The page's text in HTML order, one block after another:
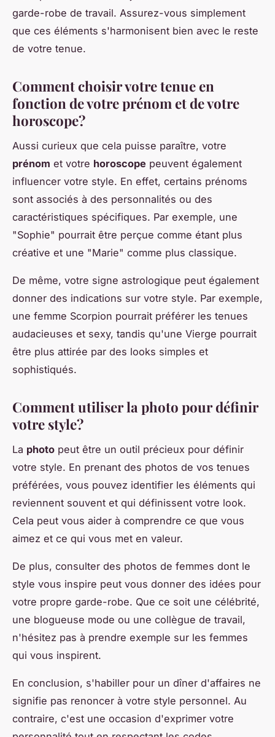
garde-robe de travail. Assurez-vous simplement
que ces éléments s'harmonisent bien avec le reste
de votre tenue.
Comment choisir votre tenue en
fonction de votre prénom et de votre
horoscope?
Aussi curieux que cela puisse paraître, votre
prénom et votre horoscope peuvent également
influencer votre style. En effet, certains prénoms
sont associés à des personnalités ou des
caractéristiques spécifiques. Par exemple, une
"Sophie" pourrait être perçue comme étant plus
créative et une "Marie" comme plus classique.
De même, votre signe astrologique peut également
donner des indications sur votre style. Par exemple,
une femme Scorpion pourrait préférer les tenues
audacieuses et sexy, tandis qu'une Vierge pourrait
être plus attirée par des looks simples et
sophistiqués.
Comment utiliser la photo pour définir
votre style?
La photo peut être un outil précieux pour définir
votre style. En prenant des photos de vos tenues
préférées, vous pouvez identifier les éléments qui
reviennent souvent et qui définissent votre look.
Cela peut vous aider à comprendre ce que vous
aimez et ce qui vous met en valeur.
De plus, consulter des photos de femmes dont le
style vous inspire peut vous donner des idées pour
votre propre garde-robe. Que ce soit une célébrité,
une blogueuse mode ou une collègue de travail,
n'hésitez pas à prendre exemple sur les femmes
qui vous inspirent.
En conclusion, s'habiller pour un dîner d'affaires ne
signifie pas renoncer à votre style personnel. Au
contraire, c'est une occasion d'exprimer votre